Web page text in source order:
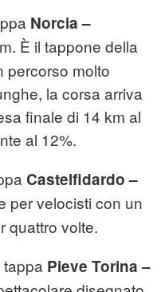
Norcia –
È il tappone della
percorso molto
la corsa arriva
finale di 14 km al
al 12%.
Castelfidardo –
per velocisti con un
quattro volte.
Pieve Torina –